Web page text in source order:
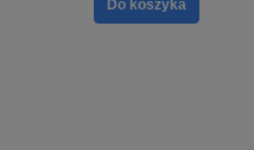
Do koszyka